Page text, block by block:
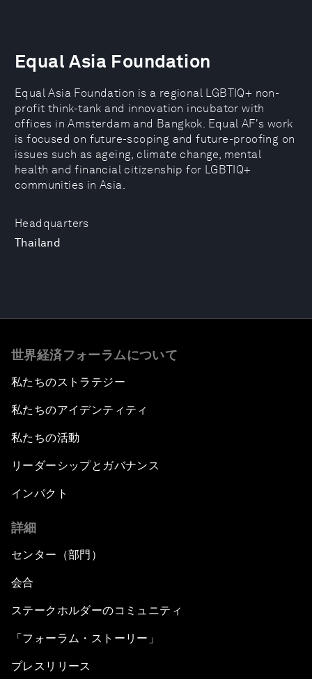
Headquarters
Thailand
Equal Asia Foundation
Equal Asia Foundation is a regional LGBTIQ+ non-
profit think-tank and innovation incubator with
offices in Amsterdam and Bangkok. Equal AF's work
is focused on future-scoping and future-proofing on
issues such as ageing, climate change, mental
health and financial citizenship for LGBTIQ+
communities in Asia.
世界経済フォーラムについて
私たちのストラテジー
私たちのアイデンティティ
私たちの活動
リーダーシップとガバナンス
インパクト
詳細
センター（部門）
会合
ステークホルダーのコミュニティ
「フォーラム・ストーリー」
プレスリリース